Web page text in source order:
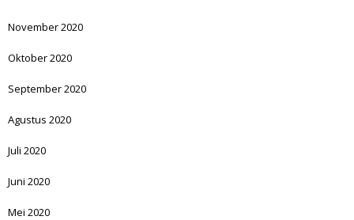
November 2020
Oktober 2020
September 2020
Agustus 2020
Juli 2020
Juni 2020
Mei 2020